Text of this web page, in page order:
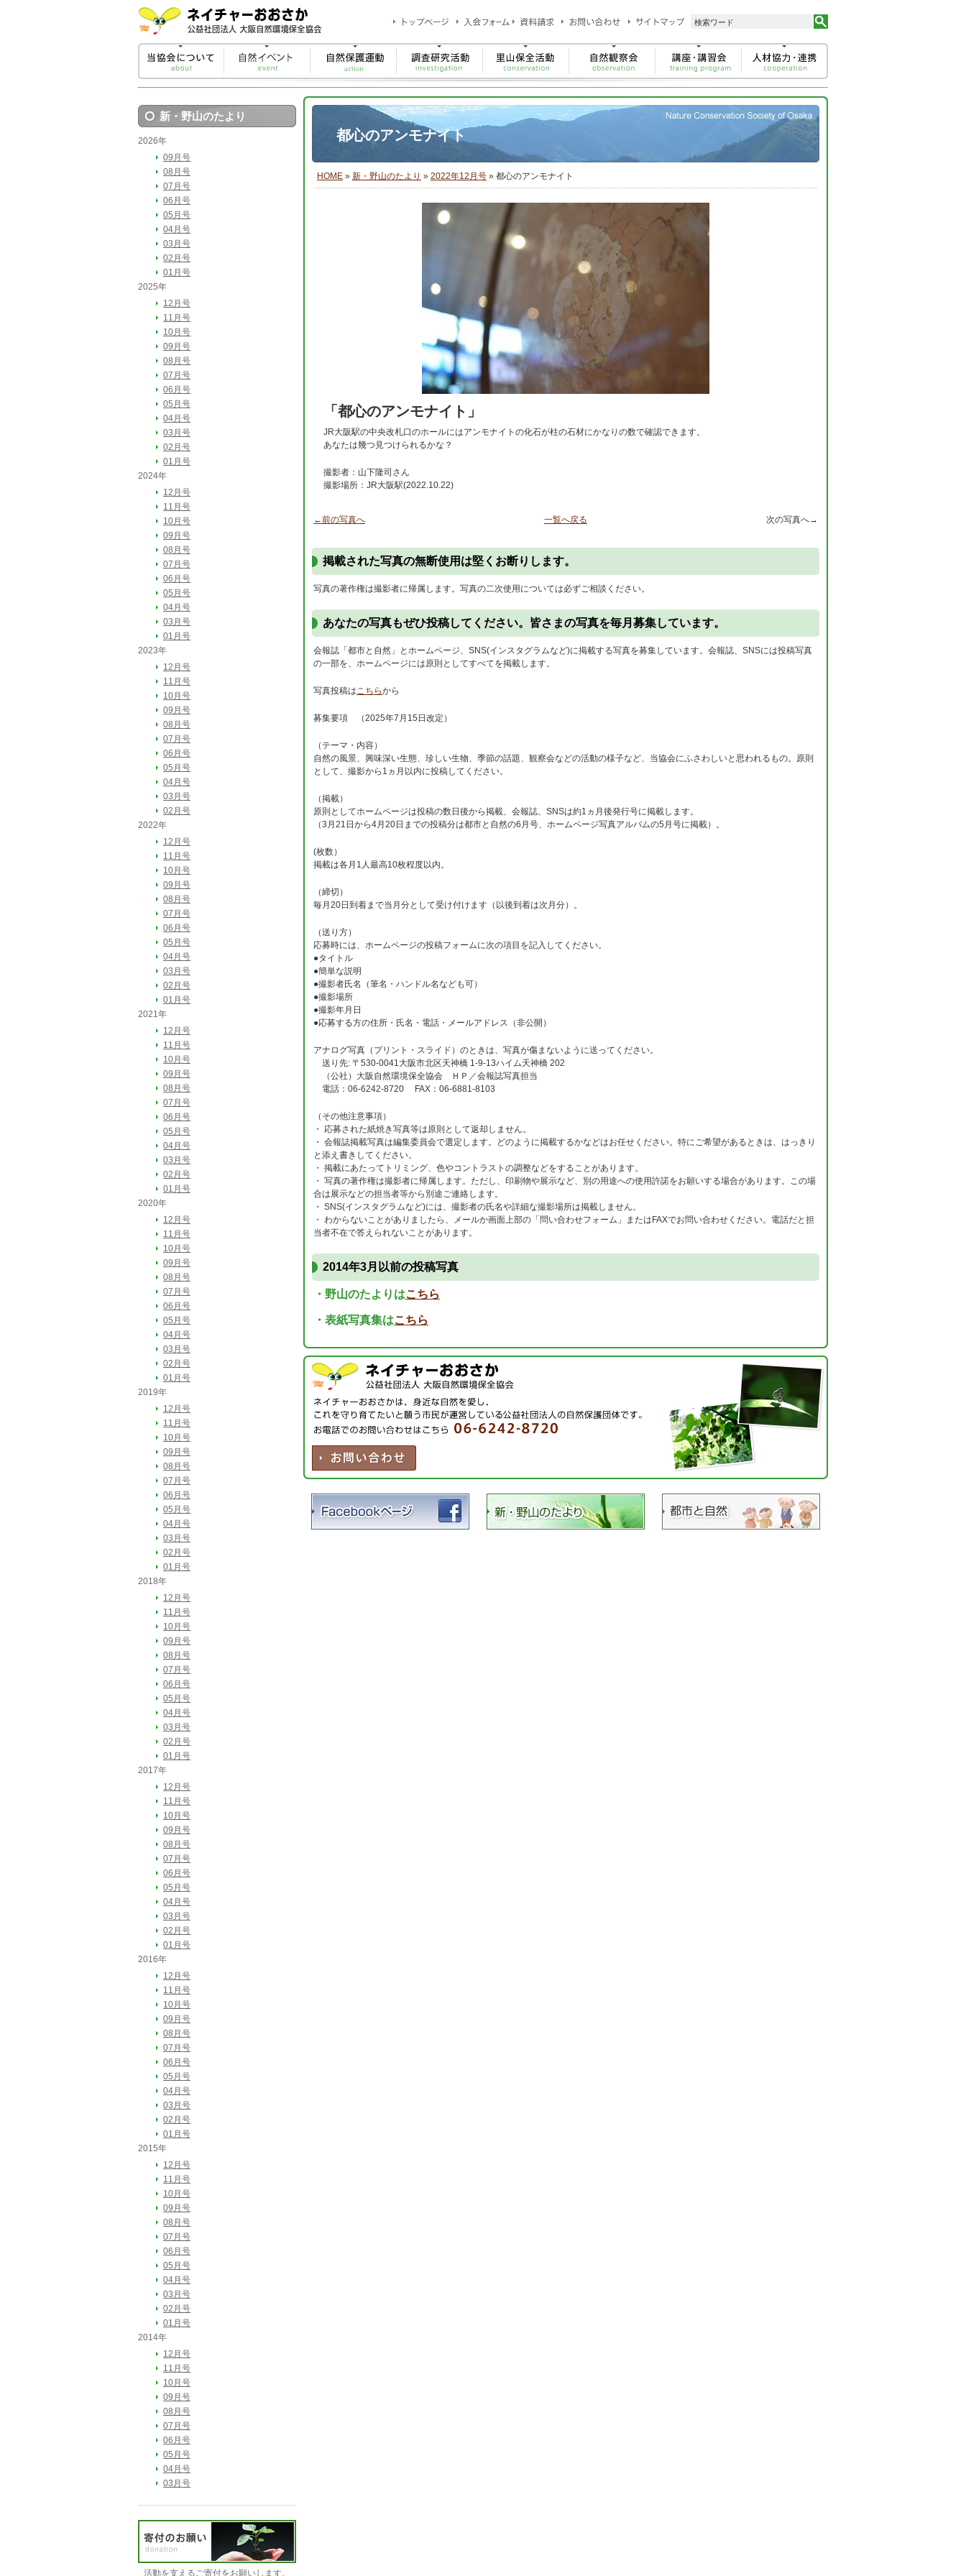
都心のアンモナイト
HOME » 新・野山のたより » 2022年12月号 » 都心のアンモナイト
「都心のアンモナイト」
JR大阪駅の中央改札口のホールにはアンモナイトの化石が柱の石材にかなりの数で確認できます。
あなたは幾つ見つけられるかな？
撮影者：山下隆司さん
撮影場所：JR大阪駅(2022.10.22)
←前の写真へ 次の写真へ→
一覧へ戻る
掲載された写真の無断使用は堅くお断りします。
写真の著作権は撮影者に帰属します。写真の二次使用については必ずご相談ください。
あなたの写真もぜひ投稿してください。皆さまの写真を毎月募集しています。
会報誌「都市と自然」とホームページ、SNS(インスタグラムなど)に掲載する写真を募集しています。会報誌、SNSには投稿写真
の一部を、ホームページには原則としてすべてを掲載します。
写真投稿はこちらから
募集要項 （2025年7月15日改定）
（テーマ・内容）
自然の風景、興味深い生態、珍しい生物、季節の話題、観察会などの活動の様子など、当協会にふさわしいと思われるもの。原則
として、撮影から1ヵ月以内に投稿してください。
（掲載）
原則としてホームページは投稿の数日後から掲載、会報誌、SNSは約1ヵ月後発行号に掲載します。
（3月21日から4月20日までの投稿分は都市と自然の6月号、ホームページ写真アルバムの5月号に掲載）。
(枚数）
掲載は各月1人最高10枚程度以内。
（締切）
毎月20日到着まで当月分として受け付けます（以後到着は次月分）。
（送り方）
応募時には、ホームページの投稿フォームに次の項目を記入してください。
●タイトル
●簡単な説明
●撮影者氏名（筆名・ハンドル名なども可）
●撮影場所
●撮影年月日
●応募する方の住所・氏名・電話・メールアドレス（非公開）
アナログ写真（プリント・スライド）のときは、写真が傷まないように送ってください。
送り先: 〒530-0041大阪市北区天神橋 1-9-13ハイム天神橋 202
（公社）大阪自然環境保全協会 ＨＰ／会報誌写真担当
電話：06-6242-8720 FAX：06-6881-8103
（その他注意事項）
・ 応募された紙焼き写真等は原則として返却しません。
・ 会報誌掲載写真は編集委員会で選定します。どのように掲載するかなどはお任せください。特にご希望があるときは、はっきり
と添え書きしてください。
・ 掲載にあたってトリミング、色やコントラストの調整などをすることがあります。
・ 写真の著作権は撮影者に帰属します。ただし、印刷物や展示など、別の用途への使用許諾をお願いする場合があります。この場
合は展示などの担当者等から別途ご連絡します。
・ SNS(インスタグラムなど)には、撮影者の氏名や詳細な撮影場所は掲載しません。
・ わからないことがありましたら、メールか画面上部の「問い合わせフォーム」またはFAXでお問い合わせください。電話だと担
当者不在で答えられないことがあります。
2014年3月以前の投稿写真
・野山のたよりはこちら
・表紙写真集はこちら
新・野山のたより
2026年
09月号
08月号
07月号
06月号
05月号
04月号
03月号
02月号
01月号
2025年
12月号
11月号
10月号
09月号
08月号
07月号
06月号
05月号
04月号
03月号
02月号
01月号
2024年
12月号
11月号
10月号
09月号
08月号
07月号
06月号
05月号
04月号
03月号
01月号
2023年
12月号
11月号
10月号
09月号
08月号
07月号
06月号
05月号
04月号
03月号
02月号
2022年
12月号
11月号
10月号
09月号
08月号
07月号
06月号
05月号
04月号
03月号
02月号
01月号
2021年
12月号
11月号
10月号
09月号
08月号
07月号
06月号
05月号
04月号
03月号
02月号
01月号
2020年
12月号
11月号
10月号
09月号
08月号
07月号
06月号
05月号
04月号
03月号
02月号
01月号
2019年
12月号
11月号
10月号
09月号
08月号
07月号
06月号
05月号
04月号
03月号
02月号
01月号
2018年
12月号
11月号
10月号
09月号
08月号
07月号
06月号
05月号
04月号
03月号
02月号
01月号
2017年
12月号
11月号
10月号
09月号
08月号
07月号
06月号
05月号
04月号
03月号
02月号
01月号
2016年
12月号
11月号
10月号
09月号
08月号
07月号
06月号
05月号
04月号
03月号
02月号
01月号
2015年
12月号
11月号
10月号
09月号
08月号
07月号
06月号
05月号
04月号
03月号
02月号
01月号
2014年
12月号
11月号
10月号
09月号
08月号
07月号
06月号
05月号
04月号
03月号
活動を支えるご寄付をお願いします。